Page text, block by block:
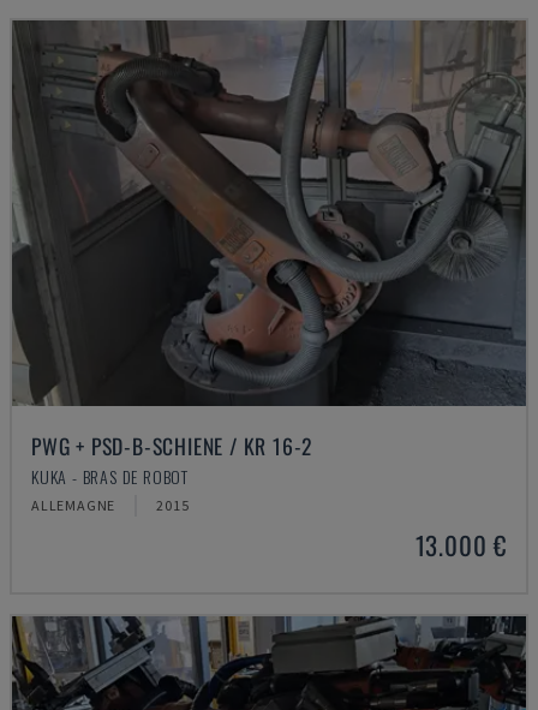
PWG + PSD-B-SCHIENE / KR 16-2
KUKA - BRAS DE ROBOT
ALLEMAGNE 2015
13.000 €